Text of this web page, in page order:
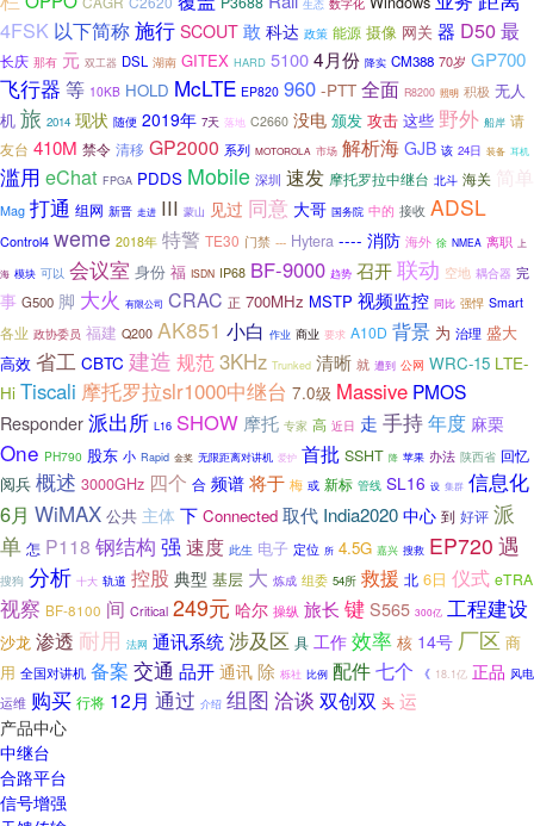
生态
4FSK 以下简称施行 SCOUT 敢 科达 政策 能源 摄像 网关 器 D50最
长庆 那有 元 双工器 DSL 湖南 GITEX HARD 51004月份 降实 CM388 70岁 GP700
飞行器 等 10KB HOLD McLTE EP820 960 -PTT 全面 R8200 照明 积极 无人
机 旅 2014 现状 随便 2019年 7天 落地 C2660 没电 颁发 攻击 这些 野外 船岸 请
友台 410M 禁令 清移 GP2000 系列 MOTOROLA 市场 解析海 GJB 该 24日 装备 耳机
滥用 eChat FPGA PDDS Mobile 深圳 速发 摩托罗拉中继台 北斗 海关 简单
Mag 打通 组网 新晋 走进 III 蒙山 见过 同意 大哥 国务院 中的 接收 ADSL
Control4 weme 2018年 特警 TE30 门禁 --- Hytera ---- 消防 海外 徐 NMEA 离职 上
海 模块 可以 会议室 身份 福 ISDN IP68 BF-9000 趋势 召开联动 空地 耦合器 完
事 G500 脚 大火 有限公司 CRAC 正 700MHz MSTP 视频监控 同比 强悍 Smart
各业 政协委员 福建 Q200 AK851 小白 作业 商业 要求 A10D 背景 为 治理 盛大
高效 省工 CBTC 建造 规范3KHz Trunked 清晰 就 遭到 公网 WRC-15 LTE-
Hi Tiscali 摩托罗拉slr1000中继台 7.0级 Massive PMOS
Responder派出所 L16 SHOW 摩托 专家 高 近日 走 手持年度 麻栗
One PH790 股东 小 Rapid 金奖 无限距离对讲机 爱护 首批 SSHT 降 苹果 办法 陕西省 回忆
阅兵 概述 3000GHz 四个 合 频谱 将于 梅 或 新标 管线 SL16 设 集群 信息化
6月 WiMAX 公共 主体 下 Connected 取代 India2020 中心 到 好评 派
单 怎 P118 钢结构 强 速度 此生 电子 定位 所 4.5G 嘉兴 搜救 EP720 遇
搜狗 分析 十大 轨道 控股 典型 基层 大 炼成 组委 54所 救援 北 6日 仪式 eTRA
视察 BF-8100 间 Critical 249元 哈尔 操纵 旅长 键S565 300亿 工程建设
沙龙 渗透 耐用 法网 通讯系统涉及区 具 工作 效率 核 14号 厂区 商
用 全国对讲机 备案 交通 品开通讯除 栎社 比例 配件七个 《 18.1亿 正品 风电
运维 购买 行将 12月 通过 介绍 组图 洽谈 双创双 头 运
产品中心
中继台
合路平台
信号增强